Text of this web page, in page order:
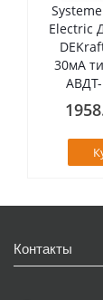
Electric
30мА
Контакты